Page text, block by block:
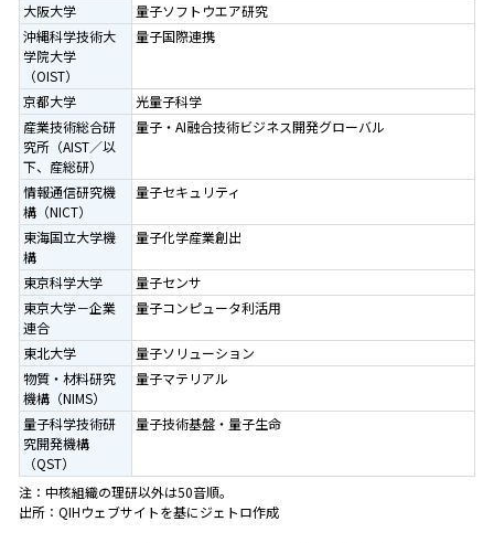
大阪大学
量子ソフトウエア研究
沖縄科学技術大
学院大学
（OIST）
量子国際連携
京都大学
光量子科学
産業技術総合研
究所（AIST／以
下、産総研）
量子・AI融合技術ビジネス開発グローバル
情報通信研究機
構（NICT）
量子セキュリティ
東海国立大学機
構
量子化学産業創出
東京科学大学
量子センサ
東京大学－企業
連合
量子コンピュータ利活用
東北大学
量子ソリューション
物質・材料研究
機構（NIMS）
量子マテリアル
量子科学技術研
究開発機構
（QST）
量子技術基盤・量子生命
注：中核組織の理研以外は50音順。
出所：QIHウェブサイトを基にジェトロ作成